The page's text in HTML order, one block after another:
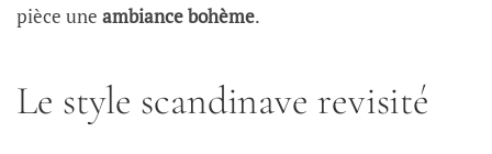
pièce une ambiance bohème.
Le style scandinave revisité